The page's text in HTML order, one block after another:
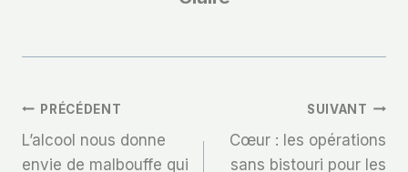
Navigation
De
PRÉCÉDENT
L’alcool nous donne
envie de malbouffe qui
SUIVANT
Cœur : les opérations
sans bistouri pour les